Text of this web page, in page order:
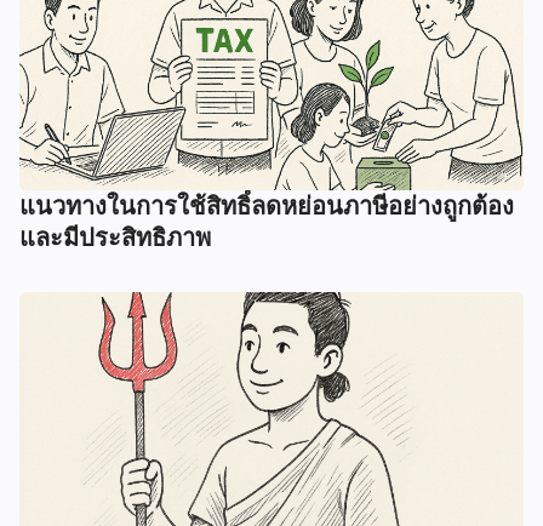
แนวทางในการใช้สิทธิ์ลดหย่อนภาษีอย่างถูกต้อง
และมีประสิทธิภาพ